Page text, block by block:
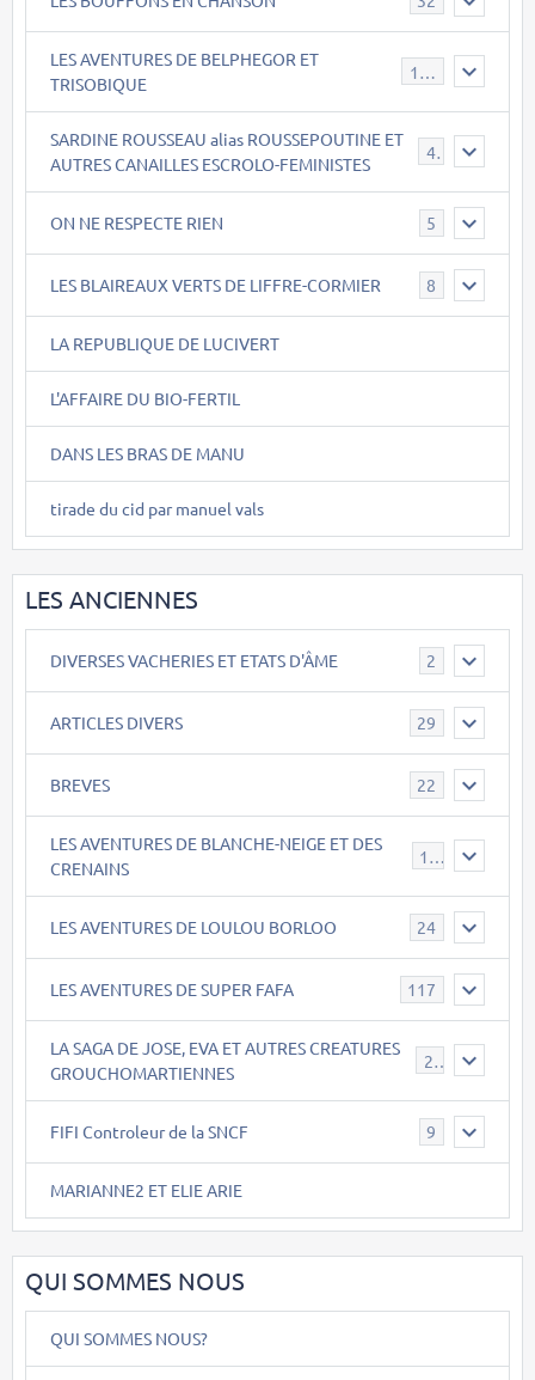
LES AVENTURES DE BELPHEGOR ET
TRISOBIQUE
147
SARDINE ROUSSEAU alias ROUSSEPOUTINE ET
AUTRES CANAILLES ESCROLO-FEMINISTES
40
ON NE RESPECTE RIEN 5
LES BLAIREAUX VERTS DE LIFFRE-CORMIER 8
LA REPUBLIQUE DE LUCIVERT
L'AFFAIRE DU BIO-FERTIL
DANS LES BRAS DE MANU
tirade du cid par manuel vals
LES ANCIENNES
DIVERSES VACHERIES ET ETATS D'ÂME 2
ARTICLES DIVERS 29
BREVES 22
LES AVENTURES DE BLANCHE-NEIGE ET DES
CRENAINS
17
LES AVENTURES DE LOULOU BORLOO 24
LES AVENTURES DE SUPER FAFA 117
LA SAGA DE JOSE, EVA ET AUTRES CREATURES
GROUCHOMARTIENNES
26
FIFI Controleur de la SNCF 9
MARIANNE2 ET ELIE ARIE
QUI SOMMES NOUS
QUI SOMMES NOUS?